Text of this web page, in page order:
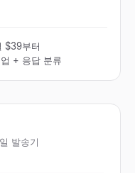
$39부터
+ 응답 분류
발송기